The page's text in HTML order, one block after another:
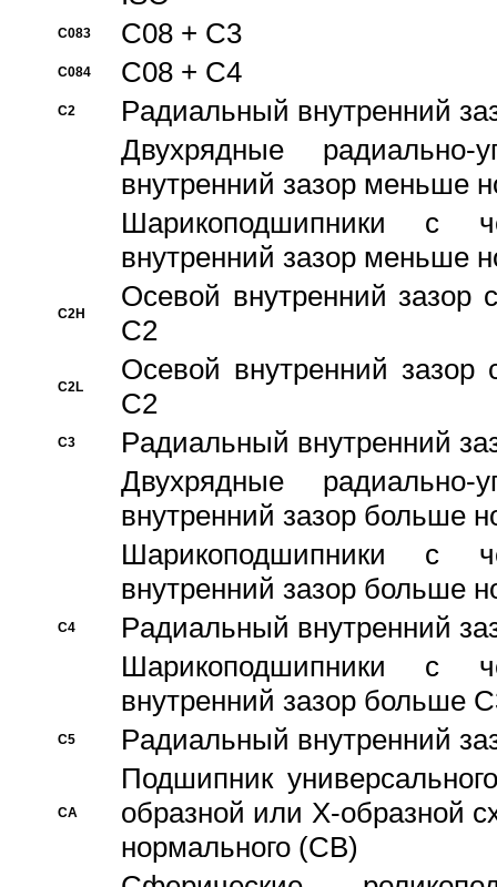
C083 C08 + C3
C084 C08 + C4
C2
Pадиальный внутренний
Двухрядные радиально-
внутренний зазор меньше
Шарикоподшипники с
внутренний зазор меньше
C2H
Осевой внутренний зазор
C2
C2L
Осевой внутренний зазор
C2
C3
Pадиальный внутренний
Двухрядные радиально-
внутренний зазор больше
Шарикоподшипники с
внутренний зазор больше
C4
Pадиальный внутренний
Шарикоподшипники с
внутренний зазор больше
C5 Pадиальный внутренний
CA
Подшипник
образной или Х-образной
нормального (CB)